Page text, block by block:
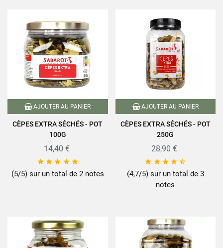
AJOUTER AU PANIER
CÈPES EXTRA SÉCHÉS - POT
100G
14,40 €
    
(5/5) sur un total de 2 notes
AJOUTER AU PANIER
CÈPES EXTRA SÉCHÉS - POT
250G
28,90 €
    
(4,7/5) sur un total de 3
notes